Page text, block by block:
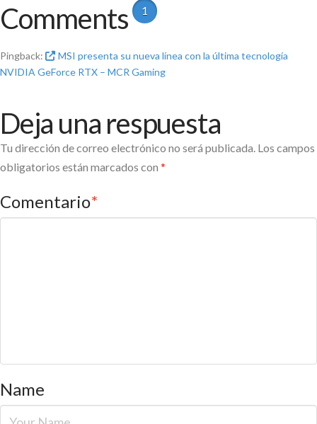
Comments 1
Pingback:
MSI presenta su nueva línea con la última tecnología
NVIDIA GeForce RTX – MCR Gaming
Deja una respuesta
Tu dirección de correo electrónico no será publicada. Los campos
obligatorios están marcados con *
Comentario*
Name